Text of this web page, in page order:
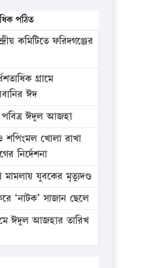
পঠিত
কমিটিতে ফরিদগঞ্জের
গ্রামে
ঈদ
ঈদুল আজহা
খোলা রাখা
নির্দেশনা
মামলায় যুবকের মৃত্যুদণ্ড
‘নাটক’ সাজান ছেলে
ঈদুল আজহার তারিখ